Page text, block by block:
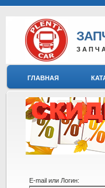
ГЛАВНАЯ
E-mail или Логин: